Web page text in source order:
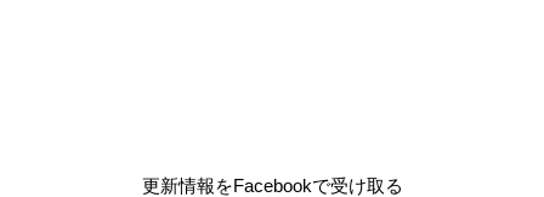
更新情報をFacebookで受け取る